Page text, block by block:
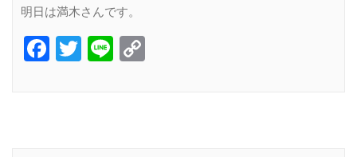
明日は満木さんです。
Facebook
Twitter
Line